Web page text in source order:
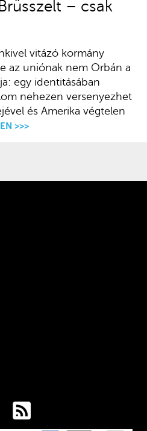
– csak
vitázó kormány
az uniónak nem Orbán a
egy identitásában
nehezen versenyezhet
és Amerika végtelen
>>>